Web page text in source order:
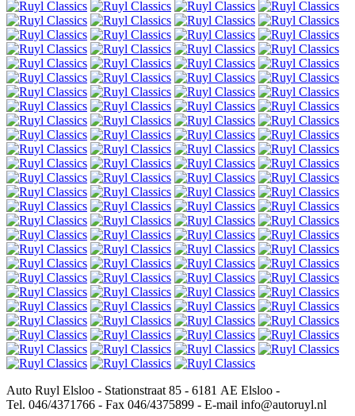
Auto Ruyl Elsloo - Stationstraat 85 - 6181 AE Elsloo -
Tel. 046/4371766 - Fax 046/4375899 - E-mail info@autoruyl.nl